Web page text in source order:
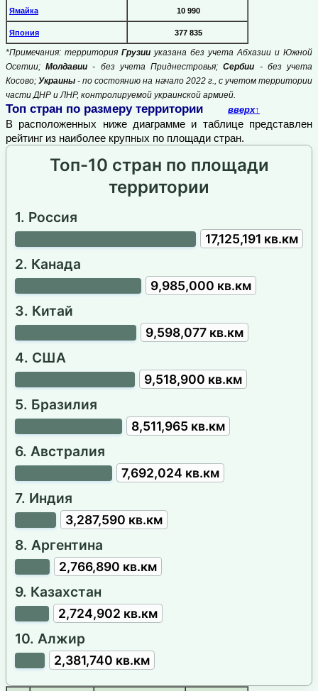
Ямайка 10 990
Япония 377 835
*Примечания: территория Грузии указана без учета Абхазии и Южной
Осетии;Молдавии - без учета Приднестровья;Сербии - без учета
Косово;Украины - по состоянию на начало 2022 г., с учетом территории
части ДНР и ЛНР, контролируемой украинской армией.
Топ стран по размеру территории вверх↑
В расположенных ниже диаграмме и таблице представлен
рейтинг из наиболее крупных по площади стран.
Топ-10 стран по площади
территории
1. Россия
17,125,191 кв.км
2. Канада
9,985,000 кв.км
3. Китай
9,598,077 кв.км
4. США
9,518,900 кв.км
5. Бразилия
8,511,965 кв.км
6. Австралия
7,692,024 кв.км
7. Индия
3,287,590 кв.км
8. Аргентина
2,766,890 кв.км
9. Казахстан
2,724,902 кв.км
10. Алжир
2,381,740 кв.км